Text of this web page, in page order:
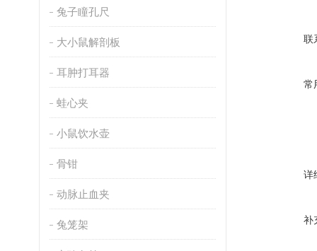
兔子瞳孔尺
大小鼠解剖板
耳肿打耳器
蛙心夹
小鼠饮水壶
骨钳
动脉止血夹
兔笼架
联
常
详
补